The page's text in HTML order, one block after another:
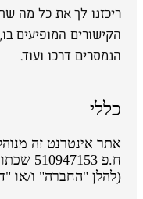
ריכזנו לך את כל מה
הקישורים המופיעים
הנמסרים דרכו ועוד.
כללי
אתר אינטרנט זה
(להלן "החברה" ו/או